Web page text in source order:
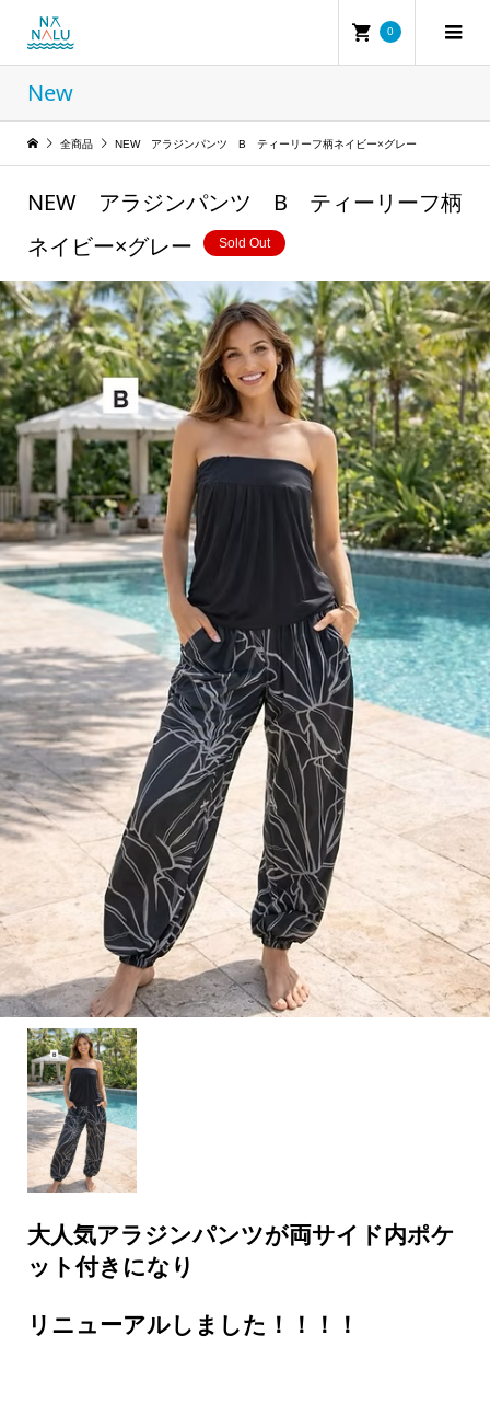
0
New
全商品 NEW アラジンパンツ B ティーリーフ柄ネイビー×グレー
NEW アラジンパンツ B ティーリーフ柄
ネイビー×グレー
Sold Out
大人気アラジンパンツが両サイド内ポケ
ット付きになり
リニューアルしました！！！！